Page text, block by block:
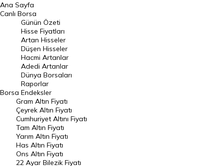
BIST 100 Hisseleri
En Çok Artan Hisseler
En Çok Düşen Hisseler
Hacmi Artanlar
Geçmiş Kapanışlar
Dünya Borsaları
Raporlar
Endeksler
DÖVİZ
Döviz Kuru
Ana Sayfa
Canlı Borsa
Borsa
Günün Özeti
Hisse Fiyatları
Artan Hisseler
Düşen Hisseler
Hacmi Artanlar
Adedi Artanlar
Dünya Borsaları
Raporlar
Endeksler
Gram Altın Fiyatı
Çeyrek Altın Fiyatı
Cumhuriyet Altını Fiyatı
Tam Altın Fiyatı
Yarım Altın Fiyatı
Has Altın Fiyatı
Ons Altın Fiyatı
22 Ayar Bilezik Fiyatı